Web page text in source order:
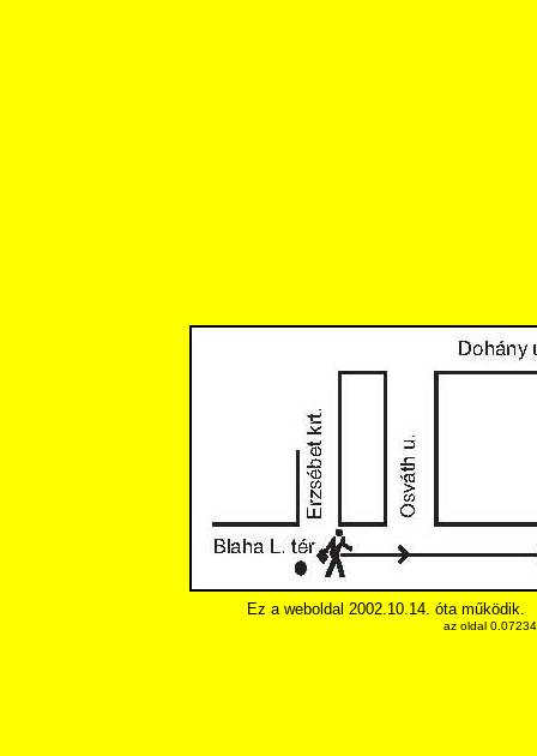
Ez a weboldal 2002.10.14. óta működik.
az oldal